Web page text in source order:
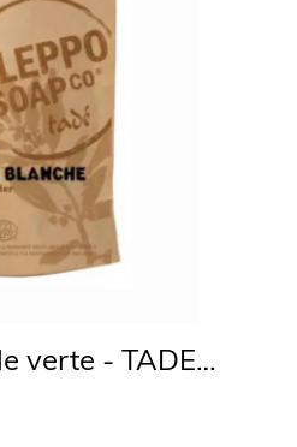
verte - TADE